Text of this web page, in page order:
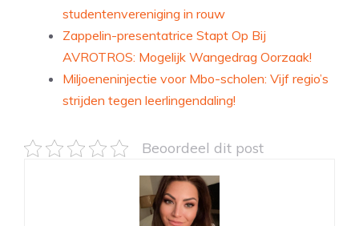
studentenvereniging in rouw
Zappelin-presentatrice Stapt Op Bij
AVROTROS: Mogelijk Wangedrag Oorzaak!
Miljoeneninjectie voor Mbo-scholen: Vijf regio’s
strijden tegen leerlingendaling!
Beoordeel dit post